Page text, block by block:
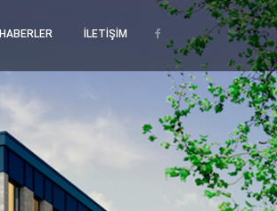
HABERLER İLETİŞİM